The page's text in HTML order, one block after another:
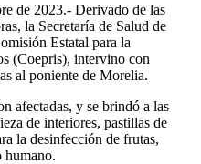
de 2023.- Derivado de las
la Secretaría de Salud de
Estatal para la
(Coepris), intervino con
al poniente de Morelia.
afectadas, y se brindó a las
de interiores, pastillas de
la desinfección de frutas,
humano.